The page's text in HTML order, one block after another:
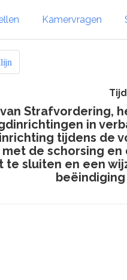
Kamervragen
Strafvordering,
in
tijdens de
de schorsing
sluiten en een